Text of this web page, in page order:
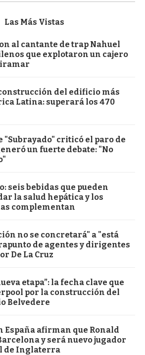
Las Más Vistas
al cantante de trap Nahuel
que explotaron un cajero
del edificio más
Latina: superará los 470
"Subrayado" criticó el paro de
un fuerte debate: "No
seis bebidas que pueden
la salud hepática y los
complementan
no se concretará" a "está
de agentes y dirigentes
De La Cruz
etapa”: la fecha clave que
por la construcción del
Belvedere
España afirman que Ronald
y será nuevo jugador
de Inglaterra